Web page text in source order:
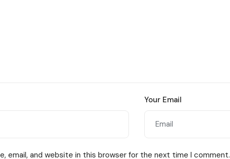
Your Email
email, and website in this browser for the next time I comment.